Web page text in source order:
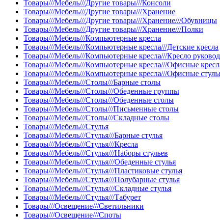
Товары///Мебель///Другие товары///Консоли
Товары///Мебель///Другие товары///Хранение
Товары///Мебель///Другие товары///Хранение///Обувницы
Товары///Мебель///Другие товары///Хранение///Полки
Товары///Мебель///Компьютерные кресла
Товары///Мебель///Компьютерные кресла///Детские кресла
Товары///Мебель///Компьютерные кресла///Кресло
Товары///Мебель///Компьютерные кресла///Офисные
Товары///Мебель///Компьютерные кресла///Офисные
Товары///Мебель///Столы///Барные столы
Товары///Мебель///Столы///Обеденные группы
Товары///Мебель///Столы///Обеденные столы
Товары///Мебель///Столы///Письменные столы
Товары///Мебель///Столы///Складные столы
Товары///Мебель///Стулья
Товары///Мебель///Стулья///Барные стулья
Товары///Мебель///Стулья///Кресла
Товары///Мебель///Стулья///Наборы стульев
Товары///Мебель///Стулья///Обеденные стулья
Товары///Мебель///Стулья///Пластиковые стулья
Товары///Мебель///Стулья///Полубарные стулья
Товары///Мебель///Стулья///Складные стулья
Товары///Мебель///Стулья///Табурет
Товары///Освещение///Светильники
Товары///Освещение///Споты